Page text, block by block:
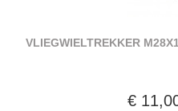
VLIEGWIELTREKKER
€